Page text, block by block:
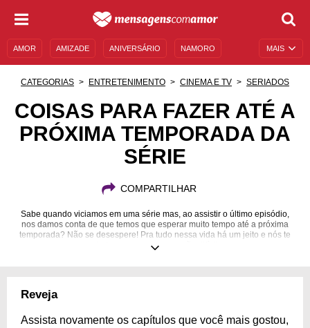
MAIS
AMOR AMIZADE ANIVERSÁRIO NAMORO
MENSAGENS E FRASES MENSAGENS DE ANIVERSÁRIO
FAMOSOS BÍBLIA
CATEGORIAS ENTRETENIMENTO CINEMA E TV SERIADOS
COISAS PARA FAZER ATÉ A
PRÓXIMA TEMPORADA DA
SÉRIE
COMPARTILHAR
Sabe quando viciamos em uma série mas, ao assistir o último episódio,
nos damos conta de que temos que esperar muito tempo até a próxima
temporada? Não se desespere! Pra tudo nessa vida há um jeito e nós te
ajudamos nessa espera tão difícil.
Reveja
Assista novamente os capítulos que você mais gostou,